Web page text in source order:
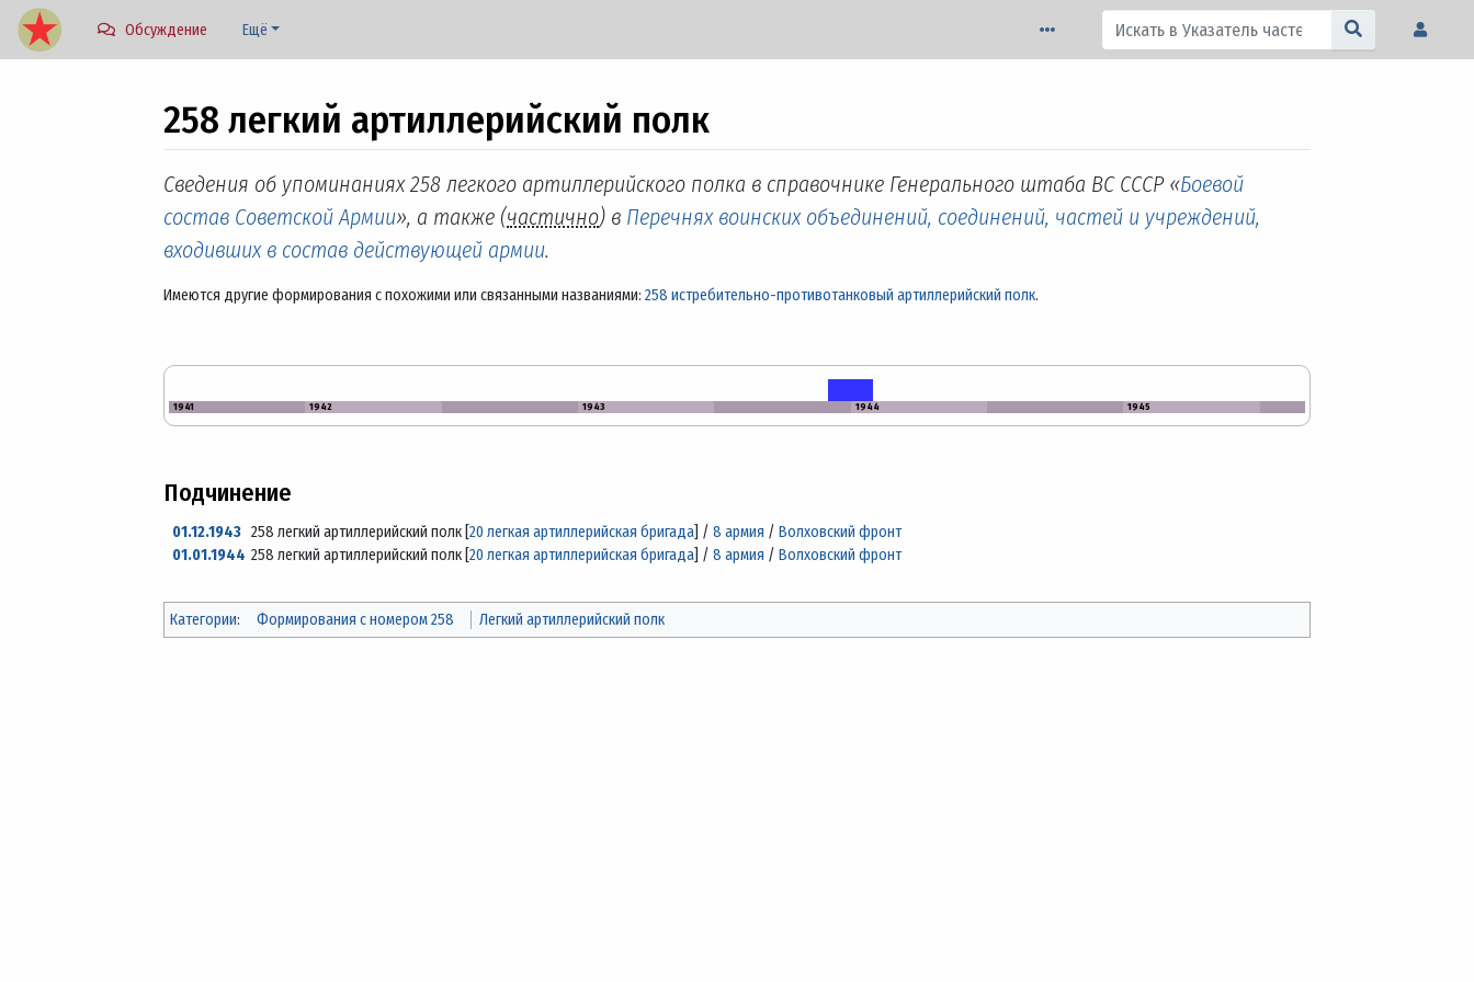
Обсуждение Ещё
258 легкий артиллерийский полк
Перейти к:навигация,поиск
Сведения об упоминаниях 258 легкого артиллерийского полка в справочнике Генерального штаба ВС СССР «Боевой
состав Советской Армии», а также (частично) в Перечнях воинских объединений, соединений, частей и учреждений,
входивших в состав действующей армии.
Имеются другие формирования с похожими или связанными названиями: 258 истребительно-противотанковый артиллерийский полк.
1941 1942 1943 1944 1945
Подчинение
01.12.1943 258 легкий артиллерийский полк [20 легкая артиллерийская бригада ] /8 армия /Волховский фронт
01.01.1944258 легкий артиллерийский полк [20 легкая артиллерийская бригада ] /8 армия /Волховский фронт
Категории: Формирования с номером 258 Легкий артиллерийский полк